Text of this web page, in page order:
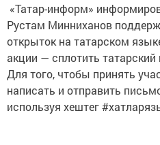
«Татар-информ»
Рустам Минниханов
открыток на татарском
акции — сплотить
Для того, чтобы принять
написать и отправить
используя хештег